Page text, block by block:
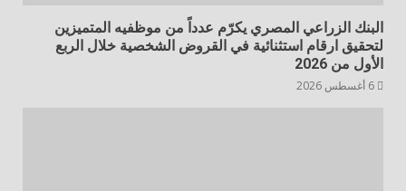
البنك الزراعي المصري يكرّم عدداً من موظفيه المتميزين
لتحقيق ارقام استثنائية في القروض الشخصية خلال الربع
الأول من 2026